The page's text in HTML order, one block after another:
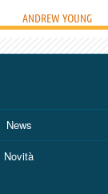
ANDREW YOUNG
News
Novità